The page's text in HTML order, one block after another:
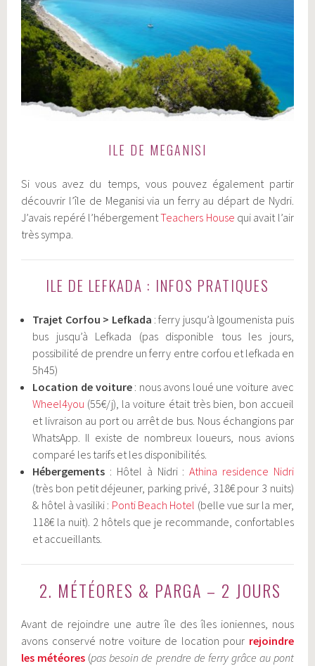
ILE DE MEGANISI
Si vous avez du temps, vous pouvez également partir
découvrir l’île de Meganisi via un ferry au départ de Nydri.
J’avais repéré l’hébergementTeachers House qui avait l’air
très sympa.
ILE DE LEFKADA : INFOS PRATIQUES
Trajet Corfou > Lefkada : ferry jusqu’à Igoumenista puis
bus jusqu’à Lefkada (pas disponible tous les jours,
possibilité de prendre un ferry entre corfou et lefkada en
5h45)
Location de voiture: nous avons loué une voiture avec
Wheel4you (55€/j), la voiture était très bien, bon accueil
et livraison au port ou arrêt de bus. Nous échangions par
WhatsApp. Il existe de nombreux loueurs, nous avions
comparé les tarifs et les disponibilités.
Hébergements : Hôtel à Nidri :Athina residence Nidri
(très bon petit déjeuner, parking privé, 318€ pour 3 nuits)
& hôtel à vasiliki : Ponti Beach Hotel (belle vue sur la mer,
118€ la nuit). 2 hôtels que je recommande, confortables
et accueillants.
2. MÉTÉORES & PARGA – 2 JOURS
Avant de rejoindre une autre île des îles ioniennes, nous
avons conservé notre voiture de location pour rejoindre
les météores (pas besoin de prendre de ferry grâce au pont